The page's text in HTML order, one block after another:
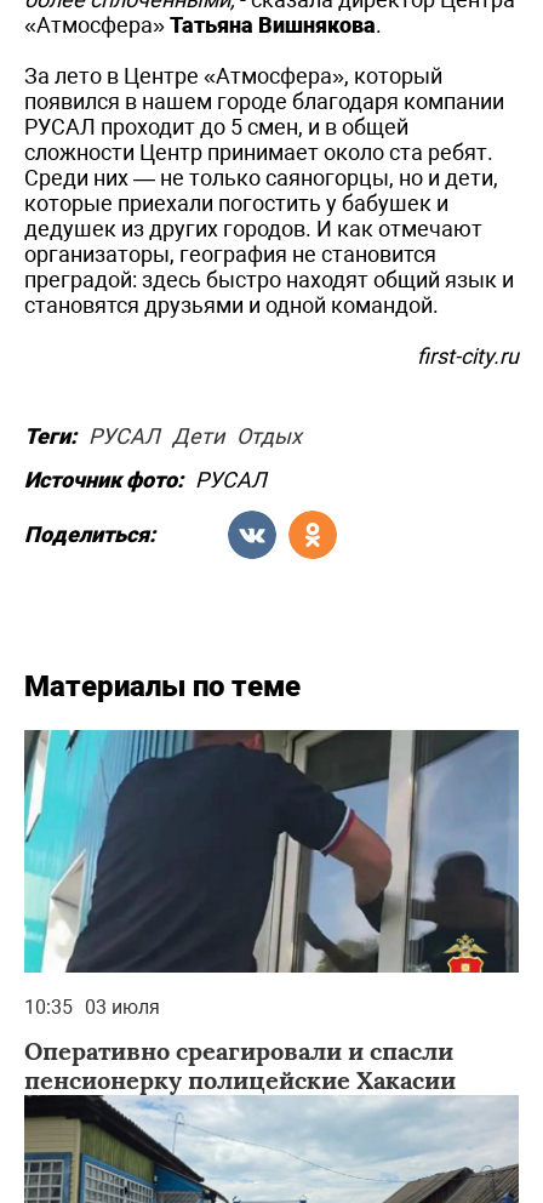
«Атмосфера»Татьяна Вишнякова.
За лето в Центре «Атмосфера», который
появился в нашем городе благодаря компании
РУСАЛ проходит до 5 смен, и в общей
сложности Центр принимает около ста ребят.
Среди них — не только саяногорцы, но и дети,
которые приехали погостить у бабушек и
дедушек из других городов. И как отмечают
организаторы, география не становится
преградой: здесь быстро находят общий язык и
становятся друзьями и одной командой.
first-city.ru
Теги: РУСАЛ Дети Отдых
Источник фото: РУСАЛ
Поделиться:
Материалы по теме
10:35 03 июля
Оперативно среагировали и спасли
пенсионерку полицейские Хакасии